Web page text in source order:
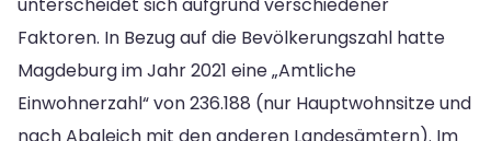
Faktoren. In Bezug auf die Bevölkerungszahl hatte
Magdeburg im Jahr 2021 eine „Amtliche
Einwohnerzahl“ von 236.188 (nur Hauptwohnsitze und
nach Abgleich mit den anderen Landesämtern). Im